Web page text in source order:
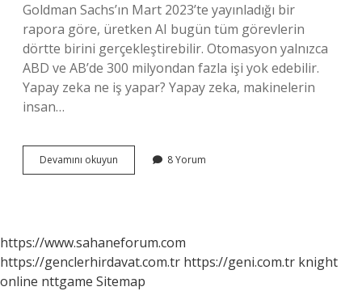
Goldman Sachs’ın Mart 2023’te yayınladığı bir
rapora göre, üretken AI bugün tüm görevlerin
dörtte birini gerçekleştirebilir. Otomasyon yalnızca
ABD ve AB’de 300 milyondan fazla işi yok edebilir.
Yapay zeka ne iş yapar? Yapay zeka, makinelerin
insan…
Devamını okuyun
Zeka
8 Yorum
https://www.sahaneforum.com
https://genclerhirdavat.com.tr https://geni.com.tr knight
online nttgame Sitemap